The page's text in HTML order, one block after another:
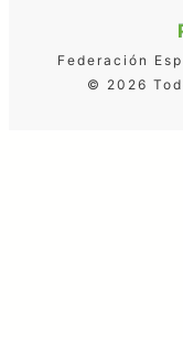
Federación
© 2026